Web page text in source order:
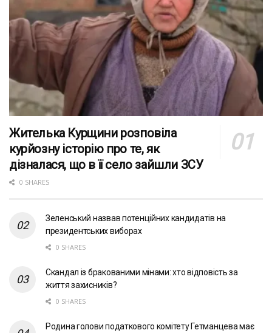
Жителька Курщини розповіла
курйозну історію про те, як
дізналася, що в її село зайшли ЗСУ
0 SHARES
Зеленський назвав потенційних кандидатів на
президентських виборах
0 SHARES
Скандал із бракованими мінами: хто відповість за
життя захисників?
0 SHARES
Родина голови податкового комітету Гетманцева має